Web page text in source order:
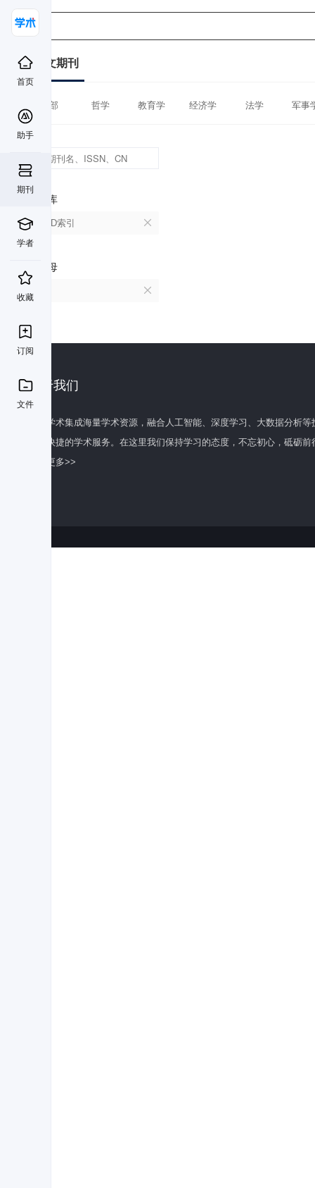
首页
助手
期刊
学者
收藏
订阅
文件
中文期刊
全部 哲学 教育学 经济学 法学 军事
数据库
CSCD索引
首字母
关于我们
百度学术集成海量学术资源，融合人工智能、深度学习、大数据分析
全面快捷的学术服务。在这里我们保持学习的态度，不忘初心，砥砺前
了解更多>>